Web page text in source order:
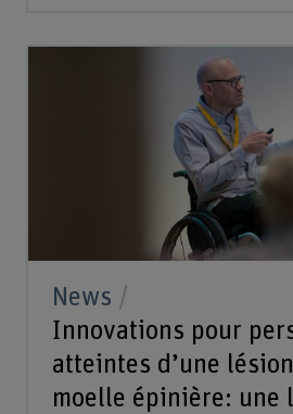
News
Innovations pour
atteintes d’une
moelle épinière: une